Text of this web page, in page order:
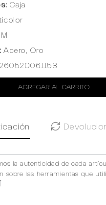
Caja
Acero, Oro
AGREGAR AL CARRITO
la autenticidad de cada
sobre las herramientas que